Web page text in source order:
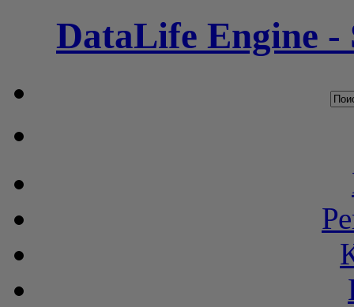
DataLife Engine -